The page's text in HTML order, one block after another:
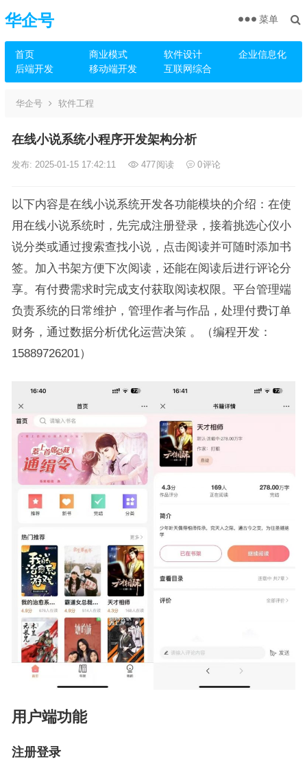
华企号
首页 商业模式 软件设计
企业信息化
后端开发
移动端开发 互联网综合
菜单
华企号 软件工程
在线小说系统小程序开发架构分析
发布: 2025-01-15 17:42:11 477阅读 0评论
以下内容是在线小说系统开发各功能模块的介绍：在使
用在线小说系统时，先完成注册登录，接着挑选心仪小
说分类或通过搜索查找小说，点击阅读并可随时添加书
签。加入书架方便下次阅读，还能在阅读后进行评论分
享。有付费需求时完成支付获取阅读权限。平台管理端
负责系统的日常维护，管理作者与作品，处理付费订单
财务，通过数据分析优化运营决策 。（编程开发：
15889726201）
用户端功能
注册登录